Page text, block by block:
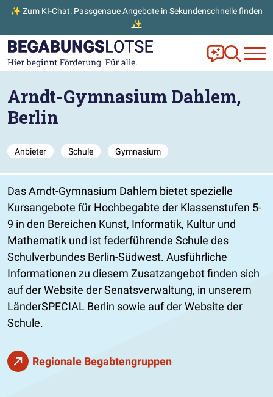
✨ Zum KI-Chat: Passgenaue Angebote in Sekundenschnelle finden
✨
Zum Hauptinhalt der Seite springen
Zur Startseite gehen Frag Ella!
Zur
Arndt-Gymnasium Dahlem,
Berlin
Anbieter Schule Gymnasium
Das Arndt-Gymnasium Dahlem bietet spezielle
Kursangebote für Hochbegabte der Klassenstufen 5-
9 in den Bereichen Kunst, Informatik, Kultur und
Mathematik und ist federführende Schule des
Schulverbundes Berlin-Südwest. Ausführliche
Informationen zu diesem Zusatzangebot finden sich
auf der Website der Senatsverwaltung, in unserem
LänderSPECIAL Berlin sowie auf der Website der
Schule.
Regionale Begabtengruppen